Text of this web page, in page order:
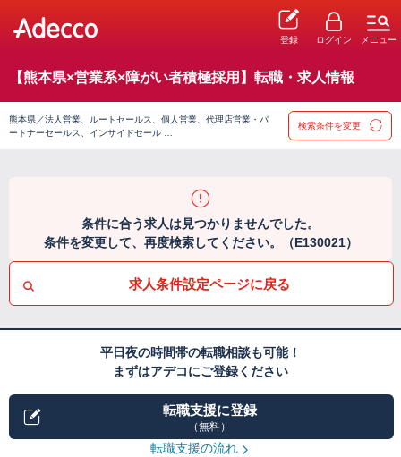
登録 ログイン メニュー
【熊本県×営業系×障がい者積極採用】転職・求人情報
熊本県／法人営業、ルートセールス、個人営業、代理店営業・パ
ートナーセールス、インサイドセール …
検索条件を変更
条件に合う求人は見つかりませんでした。
条件を変更して、再度検索してください。（E130021）
求人条件設定ページに戻る
平日夜の時間帯の転職相談も可能！
まずはアデコにご登録ください
転職支援に登録
（無料）
転職支援の流れ